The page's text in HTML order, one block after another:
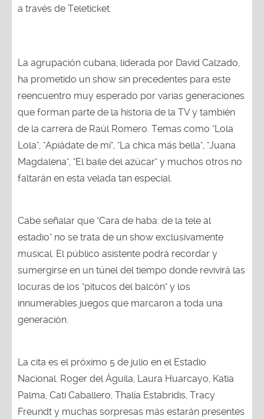
a través de Teleticket.
La agrupación cubana, liderada por David Calzado,
ha prometido un show sin precedentes para este
reencuentro muy esperado por varias generaciones
que forman parte de la historia de la TV y también
de la carrera de Raúl Romero. Temas como "Lola
Lola", "Apiádate de mí", "La chica más bella", "Juana
Magdalena", "El baile del azúcar" y muchos otros no
faltarán en esta velada tan especial.
Cabe señalar que "Cara de haba: de la tele al
estadio" no se trata de un show exclusivamente
musical. El público asistente podrá recordar y
sumergirse en un túnel del tiempo donde revivirá las
locuras de los "pitucos del balcón" y los
innumerables juegos que marcaron a toda una
generación.
La cita es el próximo 5 de julio en el Estadio
Nacional. Roger del Águila, Laura Huarcayo, Katia
Palma, Cati Caballero, Thalía Estabridis, Tracy
Freundt y muchas sorpresas más estarán presentes